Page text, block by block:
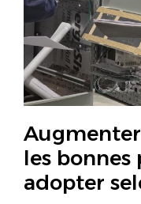
les bonnes
adopter